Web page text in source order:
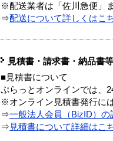
※配送業者は「佐川急便」
⇒配送について詳しくはこ
見積書・請求書・納品書
■見積書について
ぷらっとオンラインでは、
※オンライン見積書発行に
⇒一般法人会員（BizID）の
⇒ 見積書について詳細はこ